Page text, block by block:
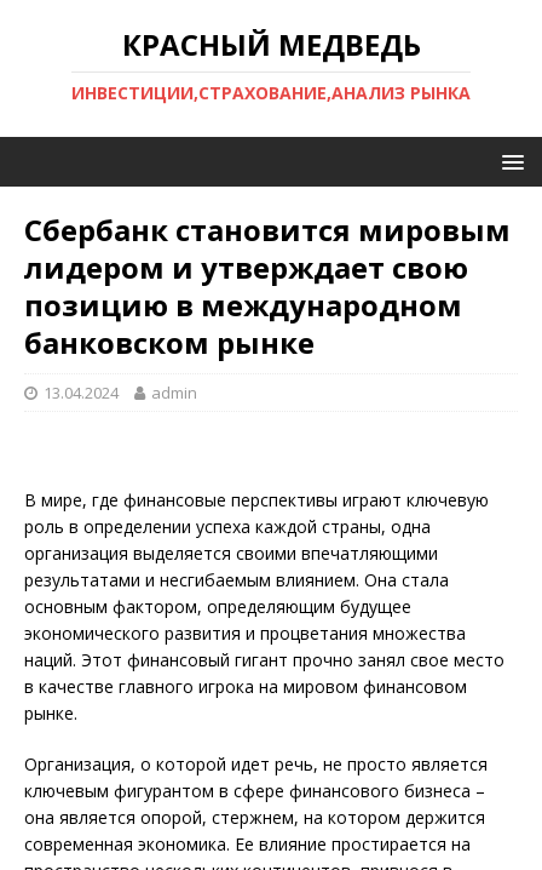
КРАСНЫЙ МЕДВЕДЬ
ИНВЕСТИЦИИ,СТРАХОВАНИЕ,АНАЛИЗ РЫНКА
Сбербанк становится мировым
лидером и утверждает свою
позицию в международном
банковском рынке
13.04.2024 admin
В мире, где финансовые перспективы играют ключевую
роль в определении успеха каждой страны, одна
организация выделяется своими впечатляющими
результатами и несгибаемым влиянием. Она стала
основным фактором, определяющим будущее
экономического развития и процветания множества
наций. Этот финансовый гигант прочно занял свое место
в качестве главного игрока на мировом финансовом
рынке.
Организация, о которой идет речь, не просто является
ключевым фигурантом в сфере финансового бизнеса –
она является опорой, стержнем, на котором держится
современная экономика. Ее влияние простирается на